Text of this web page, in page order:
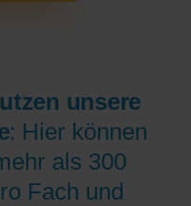
unsere
: Hier können
als 300
Fach und